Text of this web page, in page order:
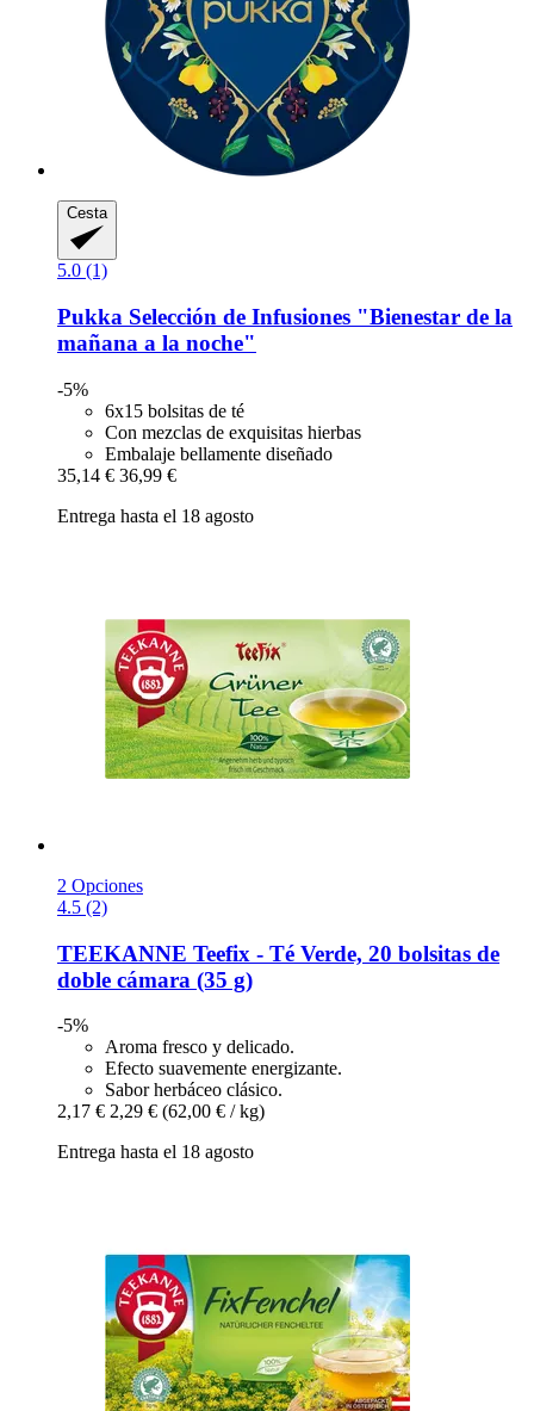
Cesta
5.0 (1)
Pukka Selección de Infusiones "Bienestar de la
mañana a la noche"
-5%
6x15 bolsitas de té
Con mezclas de exquisitas hierbas
Embalaje bellamente diseñado
35,14 € 36,99 €
Entrega hasta el 18 agosto
2 Opciones
4.5 (2)
TEEKANNE Teefix -​ Té Verde, 20 bolsitas de
doble cámara (35 g)
-5%
Aroma fresco y delicado.
Efecto suavemente energizante.
Sabor herbáceo clásico.
2,17 € 2,29 € (62,00 € / kg)
Entrega hasta el 18 agosto